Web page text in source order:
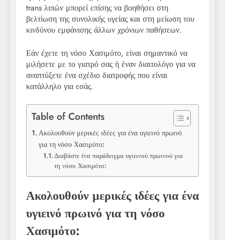
trans λιπών μπορεί επίσης να βοηθήσει στη
βελτίωση της συνολικής υγείας και στη μείωση του
κινδύνου εμφάνισης άλλων χρόνιων παθήσεων.
Εάν έχετε τη νόσο Χασιμότο, είναι σημαντικό να
μιλήσετε με το γιατρό σας ή έναν διαιτολόγο για να
αναπτύξετε ένα σχέδιο διατροφής που είναι
κατάλληλο για εσάς.
Table of Contents
Ακολουθούν μερικές ιδέες για ένα υγιεινό πρωινό
για τη νόσο Χασιμότο:
Διαβάστε ένα παράδειγμα υγιεινού πρωινού για
τη νόσο Χασιμότο:
Ακολουθούν μερικές ιδέες για ένα
υγιεινό πρωινό για τη νόσο
Χασιμότο: